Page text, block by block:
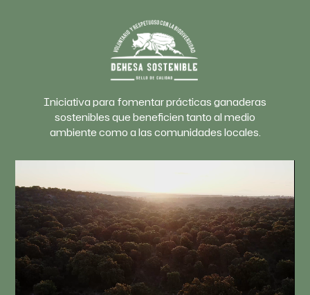
Iniciativa para fomentar prácticas ganaderas
sostenibles que beneficien tanto al medio
ambiente como a las comunidades locales.